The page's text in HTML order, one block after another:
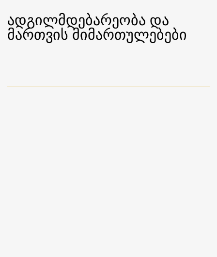
ადგილმდებარეობა და
მართვის მიმართულებები